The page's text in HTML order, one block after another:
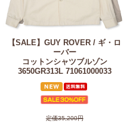
【SALE】GUY ROVER / ギ・ロ
ーバー
コットンシャツブルゾン
3650GR313L 71061000033
定価35,200円